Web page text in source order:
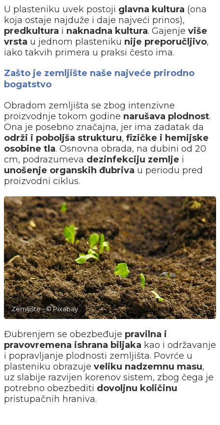
U plasteniku uvek postoji glavna kultura (ona
koja ostaje najduže i daje najveći prinos),
predkultura i naknadna kultura. Gajenje više
vrsta u jednom plasteniku nije preporučljivo,
iako takvih primera u praksi često ima.
Zašto je zemljište naše najveće prirodno
bogatstvo
Obradom zemljišta se zbog intenzivne
proizvodnje tokom godine narušava plodnost.
Ona je posebno značajna, jer ima zadatak da
održi i poboljša strukturu, fizičke i hemijske
osobine tla. Osnovna obrada, na dubini od 20
cm, podrazumeva dezinfekciju zemlje i
unošenje organskih đubriva u periodu pred
proizvodni ciklus.
Zemljište - © Pixabay
Đubrenjem se obezbeđuje pravilna i
pravovremena ishrana biljaka kao i održavanje
i popravljanje plodnosti zemljišta. Povrće u
plasteniku obrazuje veliku nadzemnu masu,
uz slabije razvijen korenov sistem, zbog čega je
potrebno obezbediti dovoljnu količinu
pristupačnih hraniva.